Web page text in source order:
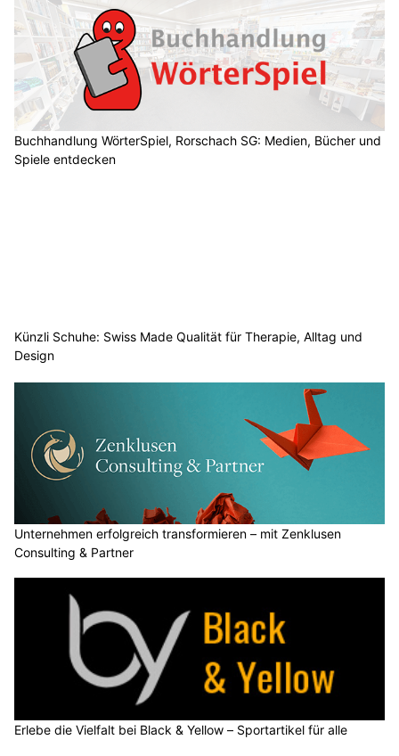
Buchhandlung WörterSpiel, Rorschach SG: Medien, Bücher und
Spiele entdecken
Künzli Schuhe: Swiss Made Qualität für Therapie, Alltag und
Design
Unternehmen erfolgreich transformieren – mit Zenklusen
Consulting & Partner
Erlebe die Vielfalt bei Black & Yellow – Sportartikel für alle